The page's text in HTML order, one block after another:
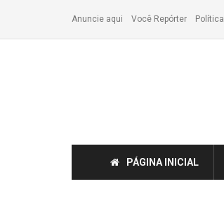
Anuncie aqui Você Repórter
PÁGINA INICIAL